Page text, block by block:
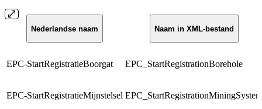
Nederlandse naam Naam in XML-bestand
EPC-StartRegistratieBoorgat EPC_StartRegistrationBorehole
EPC-StartRegistratieMijnstelsel EPC_StartRegistrationMiningSystem